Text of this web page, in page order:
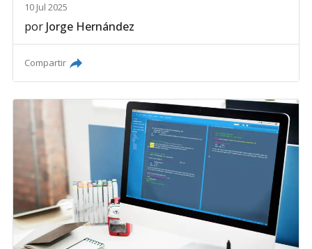
10 Jul 2025
por Jorge Hernández
Compartir